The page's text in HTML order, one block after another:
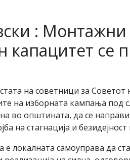
:
капацитет се
на советници за
на изборната кампања под
во општината, да се направи
на стагнација и
е локалната самоуправа да